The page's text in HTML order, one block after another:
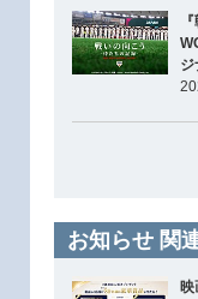
お知らせ 関
映